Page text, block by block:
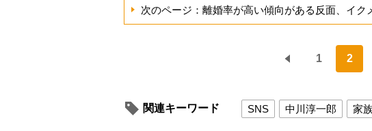
次のページ：離婚率が高い傾向がある反面、イク
1 2
関連キーワード SNS 中川淳一郎 家